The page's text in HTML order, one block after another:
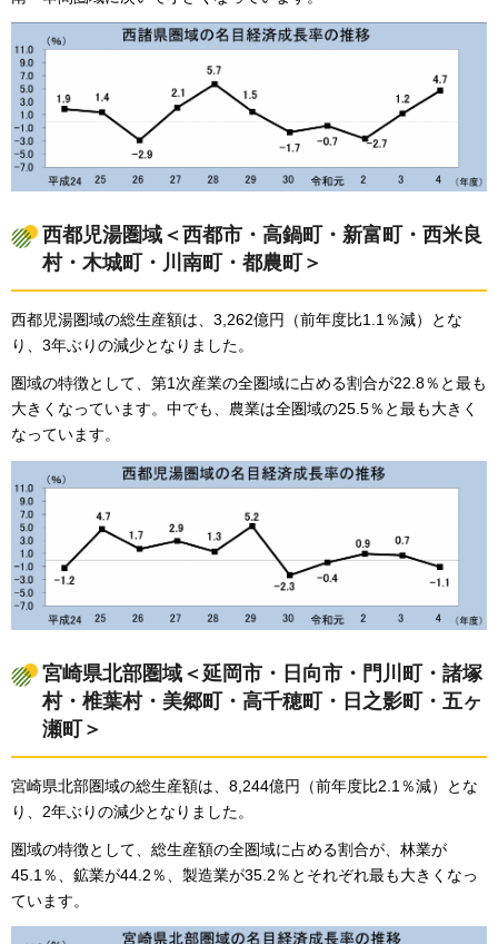
西都児湯圏域＜西都市・高鍋町・新富町・西米良
村・木城町・川南町・都農町＞
西都児湯圏域の総生産額は、3,262億円（前年度比1.1％減）とな
り、3年ぶりの減少となりました。
圏域の特徴として、第1次産業の全圏域に占める割合が22.8％と最も
大きくなっています。中でも、農業は全圏域の25.5％と最も大きく
なっています。
宮崎県北部圏域＜延岡市・日向市・門川町・諸塚
村・椎葉村・美郷町・高千穂町・日之影町・五ヶ
瀬町＞
宮崎県北部圏域の総生産額は、8,244億円（前年度比2.1％減）とな
り、2年ぶりの減少となりました。
圏域の特徴として、総生産額の全圏域に占める割合が、林業が
45.1％、鉱業が44.2％、製造業が35.2％とそれぞれ最も大きくなっ
ています。